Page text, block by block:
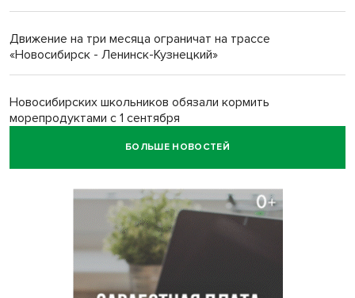
Движение на три месяца ограничат на трассе
«Новосибирск - Ленинск-Кузнецкий»
Новосибирских школьников обязали кормить
морепродуктами с 1 сентября
БОЛЬШЕ НОВОСТЕЙ